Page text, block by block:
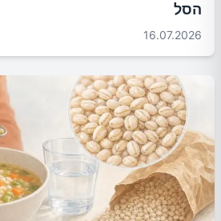
הסל
16.07.2026